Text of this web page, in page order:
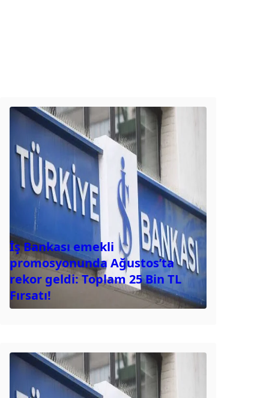
İş Bankası emekli
promosyonunda Ağustos’ta
rekor geldi: Toplam 25 Bin TL
Fırsatı!